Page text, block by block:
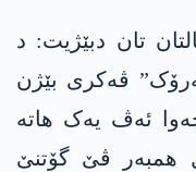
تان دبێژیت: د
ڤەکری بێژن
ئەڤ یەک ھاتە
ھمبەر ڤێ گۆتنێ